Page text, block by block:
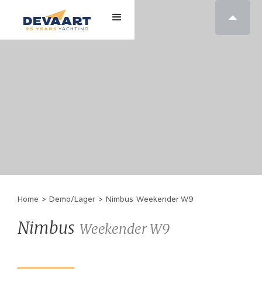

Home > Demo/Lager > Nimbus Weekender W9
Nimbus Weekender W9